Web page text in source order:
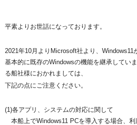
平素よりお世話になっております。
2021年10月よりMicrosoft社より、Windows11
基本的に既存のWindowsの機能を継承していま
る船社様におかれましては、
下記の点にご注意く ださい。
(1)各アプリ、システムの対応に関して
本船上でWindows11 PCを導入する場合、利